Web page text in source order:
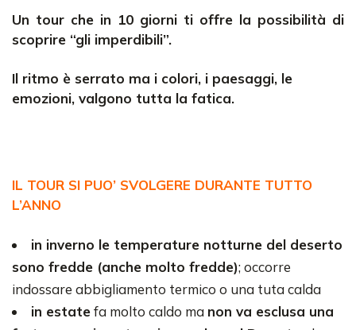
Un tour che in 10 giorni ti offre la possibilità di
scoprire “gli imperdibili”.
Il ritmo è serrato ma i colori, i paesaggi, le
emozioni, valgono tutta la fatica.
IL TOUR SI PUO’ SVOLGERE DURANTE TUTTO
L’ANNO
in inverno le temperature notturne del deserto
sono fredde (anche molto fredde); occorre
indossare abbigliamento termico o una tuta calda
in estatefa molto caldo ma non va esclusa una